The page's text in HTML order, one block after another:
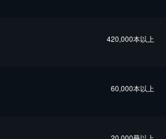
420,000本以上
60,000本以上